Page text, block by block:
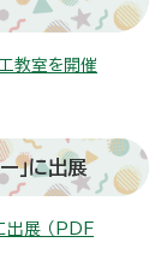
教室を開催
」に出展
出展 （PDF